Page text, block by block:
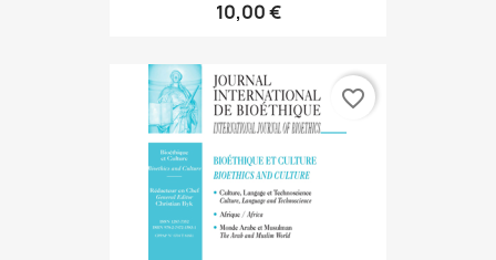
10,00 €
favorite_border